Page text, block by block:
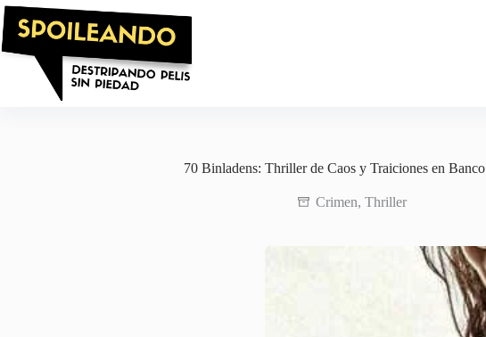
Saltar
al
contenido
70 Binladens: Thriller de Caos y Traiciones en Banco
Crimen, Thriller